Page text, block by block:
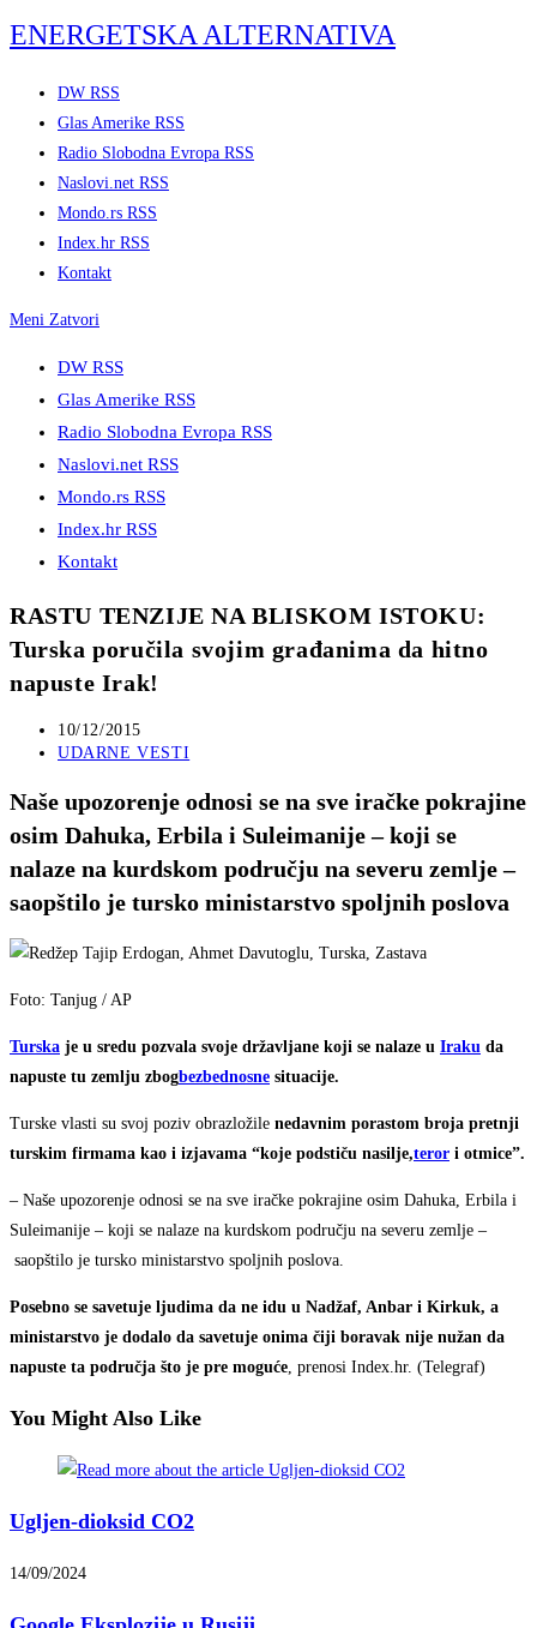
Skip
to
ENERGETSKA ALTERNATIVA
DW RSS
Glas Amerike RSS
Radio Slobodna Evropa RSS
Naslovi.net RSS
Mondo.rs RSS
Index.hr RSS
Kontakt
Meni Zatvori
DW RSS
Glas Amerike RSS
Radio Slobodna Evropa RSS
Naslovi.net RSS
Mondo.rs RSS
Index.hr RSS
Kontakt
RASTU TENZIJE NA BLISKOM ISTOKU:
Turska poručila svojim građanima da hitno
napuste Irak!
Post
published:
10/12/2015
Post
UDARNE VESTI
Naše upozorenje odnosi se na sve iračke pokrajine
osim Dahuka, Erbila i Suleimanije – koji se
nalaze na kurdskom području na severu zemlje –
saopštilo je tursko ministarstvo spoljnih poslova
Foto: Tanjug / AP
Turska je u sredu pozvala svoje državljane koji se nalaze u Iraku da
napuste tu zemlju zbogbezbednosne situacije.
Turske vlasti su svoj poziv obrazložile nedavnim porastom broja pretnji
turskim firmama kao i izjavama “koje podstiču nasilje,teror i otmice”.
– Naše upozorenje odnosi se na sve iračke pokrajine osim Dahuka, Erbila i
Suleimanije – koji se nalaze na kurdskom području na severu zemlje –
saopštilo je tursko ministarstvo spoljnih poslova.
Posebno se savetuje ljudima da ne idu u Nadžaf, Anbar i Kirkuk, a
ministarstvo je dodalo da savetuje onima čiji boravak nije nužan da
napuste ta područja što je pre moguće, prenosi Index.hr. (Telegraf)
You Might Also Like
Ugljen-dioksid CO2
14/09/2024